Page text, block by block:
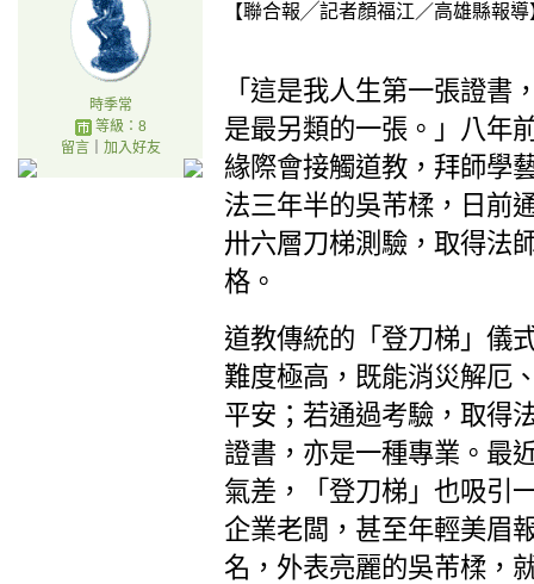
時季常
等級：8
留言｜ 加入好友
【聯合報╱記者顏福江／高雄縣報導
「這是我人生第一張證書
是最另類的一張。」八年
緣際會接觸道教，拜師學
法三年半的吳芾楺，日前
卅六層刀梯測驗，取得法
格。
道教傳統的「登刀梯」儀
難度極高，既能消災解厄
平安；若通過考驗，取得
證書，亦是一種專業。最
氣差，「登刀梯」也吸引
企業老闆，甚至年輕美眉
名，外表亮麗的吳芾楺，